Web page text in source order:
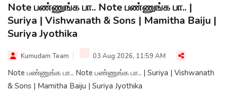
Note பண்ணுங்க பா.. Note பண்ணுங்க பா.. |
Suriya | Vishwanath & Sons | Mamitha Baiju |
Suriya Jyothika
Kumudam Team 03 Aug 2026, 11:59 AM
Note பண்ணுங்க பா.. Note பண்ணுங்க பா.. | Suriya | Vishwanath
& Sons | Mamitha Baiju | Suriya Jyothika